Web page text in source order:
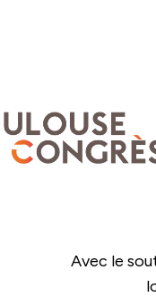
Avec le